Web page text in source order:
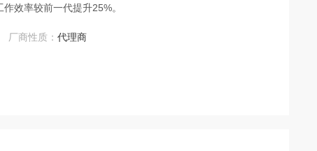
效率较前一代提升25%。
厂商性质：代理商